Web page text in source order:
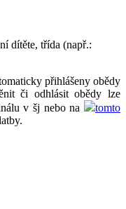
dítěte, třída (např.:
přihlášeny obědy
či odhlásit obědy lze
v šj nebo na
tomto